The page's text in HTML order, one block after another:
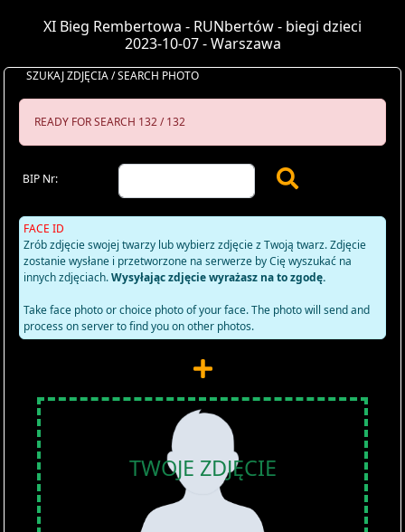
XI Bieg Rembertowa - RUNbertów - biegi dzieci
2023-10-07 - Warszawa
SZUKAJ ZDJĘCIA / SEARCH PHOTO
READY FOR SEARCH 132 / 132
BIP Nr:
FACE ID
Zrób zdjęcie swojej twarzy lub wybierz zdjęcie z Twoją twarz. Zdjęcie
zostanie wysłane i przetworzone na serwerze by Cię wyszukać na
innych zdjęciach.Wysyłając zdjęcie wyrażasz na to zgodę.
Take face photo or choice photo of your face. The photo will send and
process on server to find you on other photos.
TWOJE ZDJĘCIE